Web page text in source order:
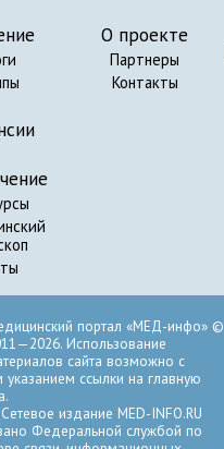
О проекте
Партнеры
Контакты
портал «МЕД-инфо» ©
Использование
сайта возможно с
указанием ссылки на главную
издание MED-INFO.RU
Федеральной службой по